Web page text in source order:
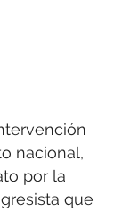
nacional,
por la
que